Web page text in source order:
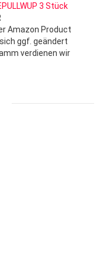
3 Stück
Amazon Product
ggf. geändert
verdienen wir